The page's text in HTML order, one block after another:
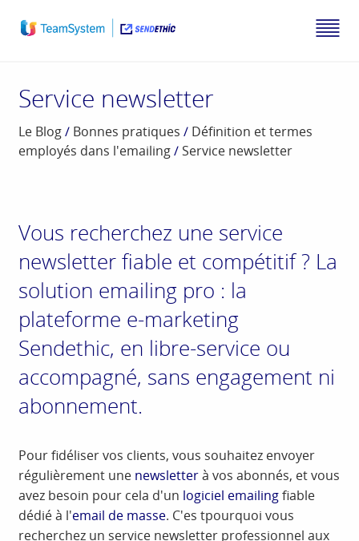
Service newsletter
Le Blog/ Bonnes pratiques / Définition et termes
employés dans l'emailing/ Service newsletter
Vous recherchez une service
newsletter fiable et compétitif ? La
solution emailing pro : la
plateforme e-marketing
Sendethic, en libre-service ou
accompagné, sans engagement ni
abonnement.
Pour fidéliser vos clients, vous souhaitez envoyer
régulièrement une newsletterà vos abonnés, et vous
avez besoin pour cela d'un logiciel emailingfiable
dédié à l'email de masse. C'es tpourquoi vous
recherchez un service newsletter professionnel aux